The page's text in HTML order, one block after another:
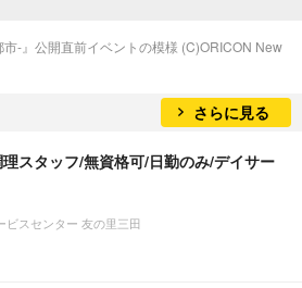
-』公開直前イベントの模様 (C)ORICON New
さらに見る
理スタッフ/無資格可/日勤のみ/デイサー
ビスセンター 友の里三田